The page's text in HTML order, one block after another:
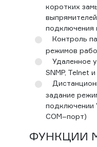
коротких
подключения
Контроль
режимов
Удаленное
SNMP, Telnet
задание
СОМ–порт)
ФУНКЦИИ